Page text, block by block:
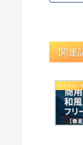
関連
イラスト・